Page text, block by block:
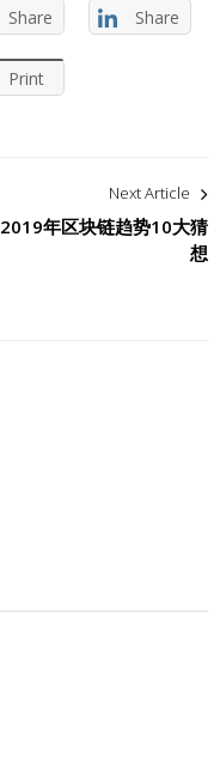
Share Share
Print
Next Article
2019年区块链趋势10大猜
想